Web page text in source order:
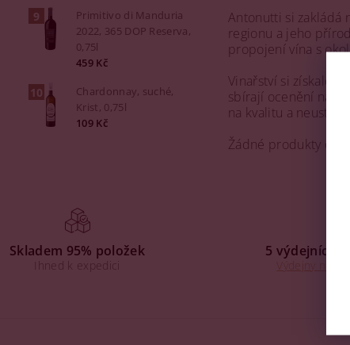
Primitivo di Manduria
2022, 365 DOP Reserva,
0,75l
459 Kč
Chardonnay, suché,
Krist, 0,75l
109 Kč
Antonutti si zakládá
regionu a jeho
propojení vína s
Vinařství si získalo
sbírají ocenění na
na kvalitu a
Žádné produkty od
Skladem 95% položek
Ihned k expedici
5 výdejních